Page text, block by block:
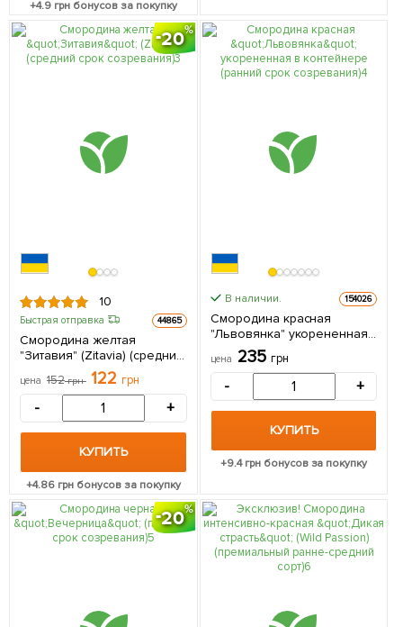
+4.9 грн бонусов за покупку
20
10
Быстрая отправка 44865
Смородина желтая
"Зитавия" (Zitаvia) (средний
срок созревания) 1
саженец в упаковке
цена 152грн 122 грн
- +
КУПИТЬ
+4.86 грн бонусов за покупку
В наличии. 154026
Смородина красная
"Львовянка" укорененная
в контейнере (ранний срок
созревания) 1 саженец в
цена 235 грн
- +
КУПИТЬ
+9.4грн бонусов за покупку
20